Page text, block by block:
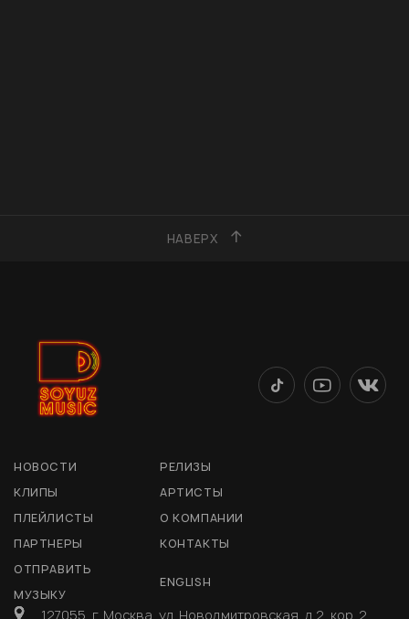
НАВЕРХ
НОВОСТИ
РЕЛИЗЫ
КЛИПЫ
АРТИСТЫ
ПЛЕЙЛИСТЫ
О КОМПАНИИ
ПАРТНЕРЫ
КОНТАКТЫ
ОТПРАВИТЬ
МУЗЫКУ
ENGLISH
127055, г. Москва, ул. Новодмитровская, д 2, кор. 2